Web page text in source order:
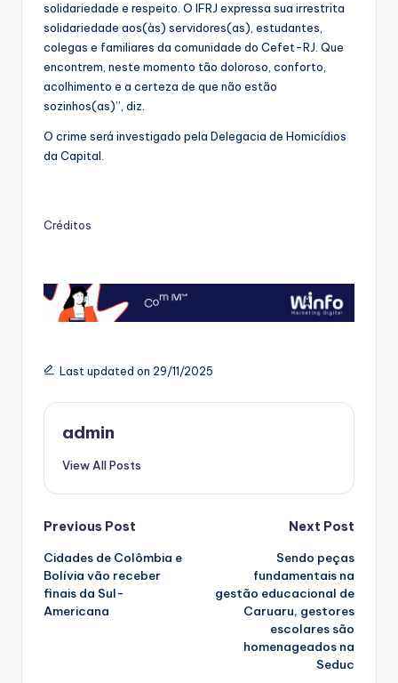
solidariedade e respeito. O IFRJ expressa sua irrestrita
solidariedade aos(às) servidores(as), estudantes,
colegas e familiares da comunidade do Cefet-RJ. Que
encontrem, neste momento tão doloroso, conforto,
acolhimento e a certeza de que não estão
sozinhos(as)”, diz.
O crime será investigado pela Delegacia de Homicídios
da Capital.
Créditos
Last updated on 29/11/2025
admin
View All Posts
Post
navigation
Previous Post
Cidades de Colômbia e
Bolívia vão receber
finais da Sul-
Americana
Next Post
Sendo peças
fundamentais na
gestão educacional de
Caruaru, gestores
escolares são
homenageados na
Seduc